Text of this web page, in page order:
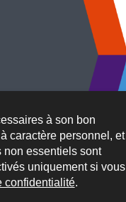
à son bon
caractère personnel, et
non essentiels sont
uniquement si vous
confidentialité.
des données